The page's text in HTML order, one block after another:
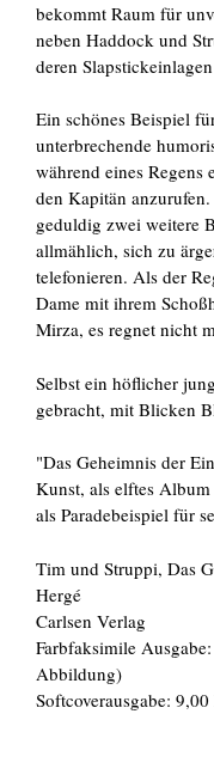
bekommt Raum für
neben Haddock und
deren
Ein schönes Beispiel
unterbrechende
während eines
den Kapitän
geduldig zwei weitere
allmählich, sich zu
telefonieren. Als der
Dame mit ihrem
Mirza, es regnet nicht
Selbst ein höflicher
gebracht, mit Blicken
"Das Geheimnis der
Kunst, als elftes
als Paradebeispiel für
Tim und Struppi, Das
Hergé
Carlsen Verlag
Farbfaksimile
Abbildung)
Softcoverausgabe: 9,00